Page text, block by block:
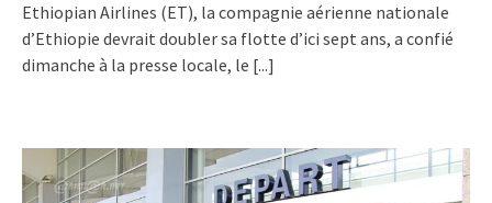
Ethiopian Airlines (ET), la compagnie aérienne nationale
d’Ethiopie devrait doubler sa flotte d’ici sept ans, a confié
dimanche à la presse locale, le [...]